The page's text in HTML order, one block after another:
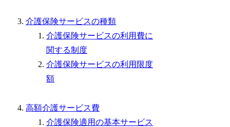
介護保険サービスの種類
介護保険サービスの利用費に
関する制度
介護保険サービスの利用限度
額
高額介護サービス費
介護保険適用の基本サービス